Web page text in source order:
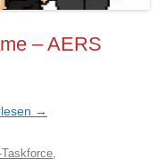
– AERS
→
,